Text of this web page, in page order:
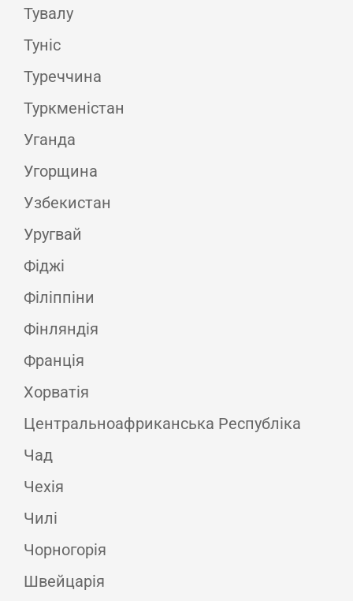
Тувалу
Туніс
Туреччина
Туркменістан
Уганда
Угорщина
Узбекистан
Уругвай
Фіджі
Філіппіни
Фінляндія
Франція
Хорватія
Центральноафриканська Республіка
Чад
Чехія
Чилі
Чорногорія
Швейцарія